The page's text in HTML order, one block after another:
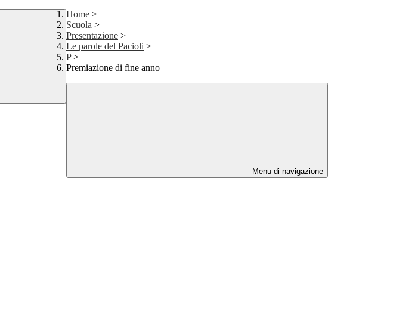
Home >
Scuola >
Presentazione >
Le parole del Pacioli >
P >
Premiazione di fine anno
Menu di navigazione